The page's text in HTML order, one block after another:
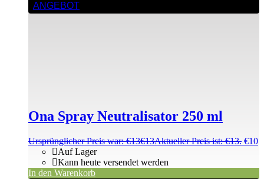
ANGEBOT
Ona Spray Neutralisator 250 ml
Ursprünglicher Preis war: €13€13Aktueller Preis ist: €13. €10
Auf Lager
Kann heute versendet werden
In den Warenkorb